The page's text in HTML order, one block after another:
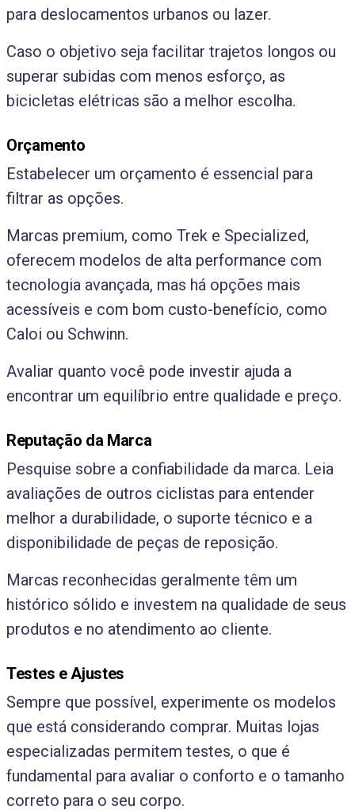
para deslocamentos urbanos ou lazer.
Caso o objetivo seja facilitar trajetos longos ou
superar subidas com menos esforço, as
bicicletas elétricas são a melhor escolha.
Orçamento
Estabelecer um orçamento é essencial para
filtrar as opções.
Marcas premium, como Trek e Specialized,
oferecem modelos de alta performance com
tecnologia avançada, mas há opções mais
acessíveis e com bom custo-benefício, como
Caloi ou Schwinn.
Avaliar quanto você pode investir ajuda a
encontrar um equilíbrio entre qualidade e preço.
Reputação da Marca
Pesquise sobre a confiabilidade da marca. Leia
avaliações de outros ciclistas para entender
melhor a durabilidade, o suporte técnico e a
disponibilidade de peças de reposição.
Marcas reconhecidas geralmente têm um
histórico sólido e investem na qualidade de seus
produtos e no atendimento ao cliente.
Testes e Ajustes
Sempre que possível, experimente os modelos
que está considerando comprar. Muitas lojas
especializadas permitem testes, o que é
fundamental para avaliar o conforto e o tamanho
correto para o seu corpo.